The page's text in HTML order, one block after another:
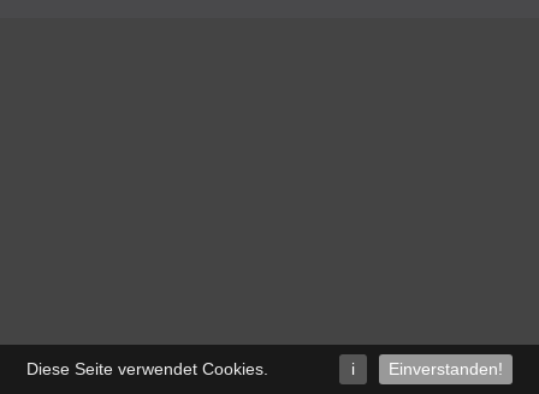
Diese Seite verwendet Cookies Einverstanden!
i